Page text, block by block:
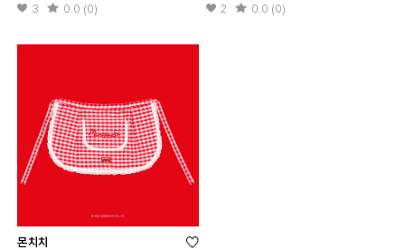
3 0.0 (0) 2 0.0 (0)
몬치치